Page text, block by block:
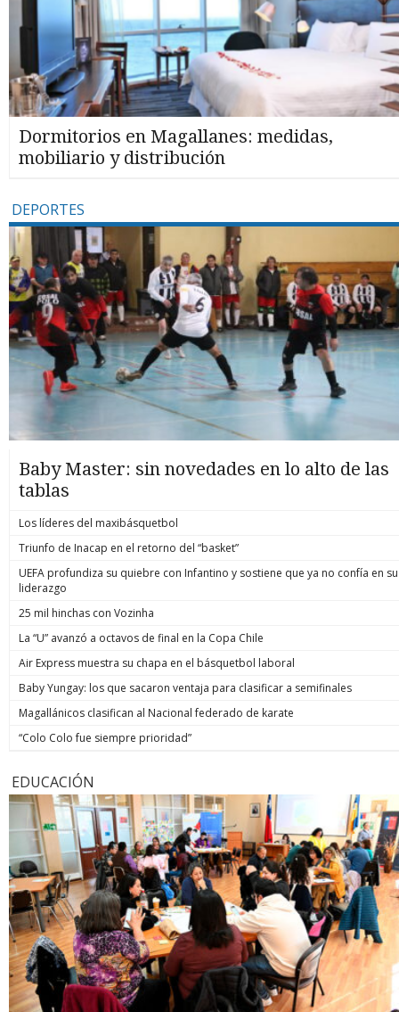
Dormitorios en Magallanes: medidas,
mobiliario y distribución
DEPORTES
Baby Master: sin novedades en lo alto de las
tablas
Los líderes del maxibásquetbol
Triunfo de Inacap en el retorno del “basket”
UEFA profundiza su quiebre con Infantino y sostiene que ya no confía en su
liderazgo
25 mil hinchas con Vozinha
La “U” avanzó a octavos de final en la Copa Chile
Air Express muestra su chapa en el básquetbol laboral
Baby Yungay: los que sacaron ventaja para clasificar a semifinales
Magallánicos clasifican al Nacional federado de karate
“Colo Colo fue siempre prioridad”
EDUCACIÓN